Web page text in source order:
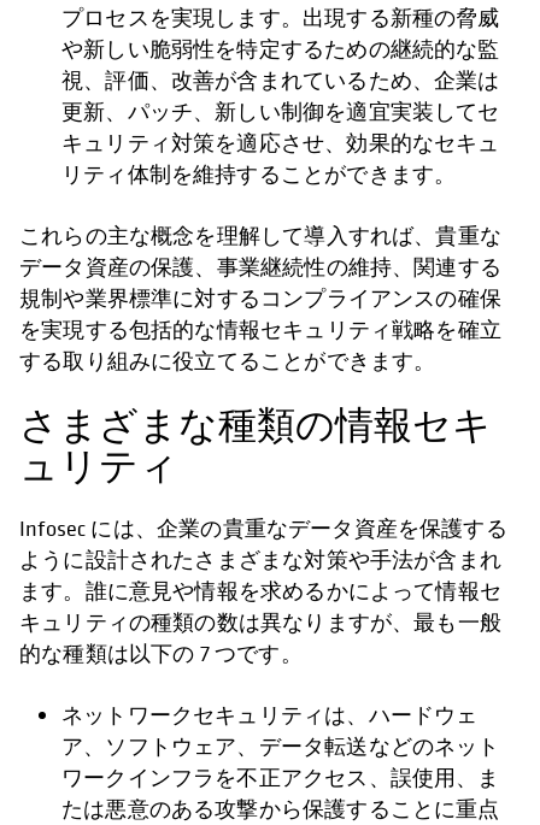
プロセスを実現します。出現する新種の脅威
や新しい脆弱性を特定するための継続的な監
視、評価、改善が含まれているため、企業は
更新、パッチ、新しい制御を適宜実装してセ
キュリティ対策を適応させ、効果的なセキュ
リティ体制を維持することができます。
これらの主な概念を理解して導入すれば、貴重な
データ資産の保護、事業継続性の維持、関連する
規制や業界標準に対するコンプライアンスの確保
を実現する包括的な情報セキュリティ戦略を確立
する取り組みに役立てることができます。
さまざまな種類の情報セキ
ュリティ
Infosec には、企業の貴重なデータ資産を保護する
ように設計されたさまざまな対策や手法が含まれ
ます。誰に意見や情報を求めるかによって情報セ
キュリティの種類の数は異なりますが、最も一般
的な種類は以下の 7 つです。
ネットワークセキュリティは、ハードウェ
ア、ソフトウェア、データ転送などのネット
ワークインフラを不正アクセス、誤使用、ま
たは悪意のある攻撃から保護することに重点